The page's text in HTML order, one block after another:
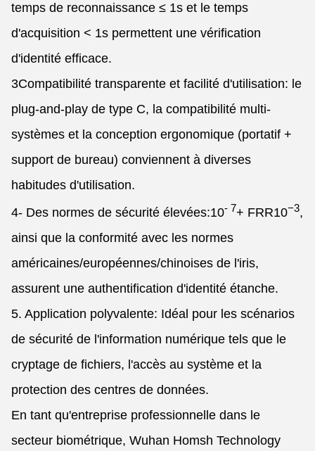
temps de reconnaissance ≤ 1s et le temps
d'acquisition < 1s permettent une vérification
d'identité efficace.
3Compatibilité transparente et facilité d'utilisation: le
plug-and-play de type C, la compatibilité multi-
systèmes et la conception ergonomique (portatif +
support de bureau) conviennent à diverses
habitudes d'utilisation.
4- Des normes de sécurité élevées:10- 7+ FRR10−3,
ainsi que la conformité avec les normes
américaines/européennes/chinoises de l'iris,
assurent une authentification d'identité étanche.
5. Application polyvalente: Idéal pour les scénarios
de sécurité de l'information numérique tels que le
cryptage de fichiers, l'accès au système et la
protection des centres de données.
En tant qu'entreprise professionnelle dans le
secteur biométrique, Wuhan Homsh Technology